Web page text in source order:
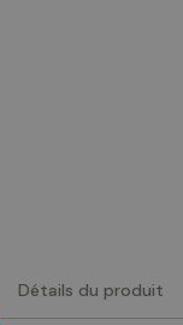
Détails du produit